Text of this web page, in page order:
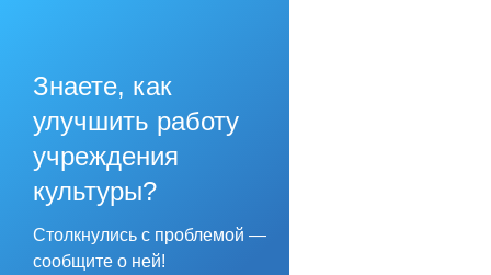
Знаете, как
улучшить работу
учреждения
культуры?
Столкнулись с проблемой —
сообщите о ней!